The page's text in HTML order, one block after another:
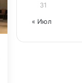
31
« Июл